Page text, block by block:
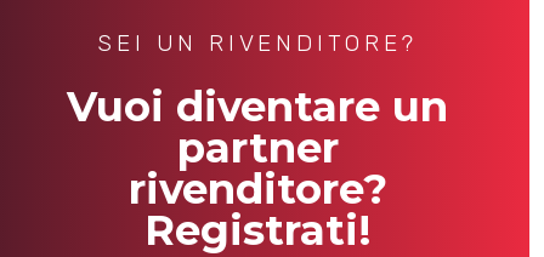
SEI UN RIVENDITORE?
Vuoi diventare un
partner
rivenditore?
Registrati!